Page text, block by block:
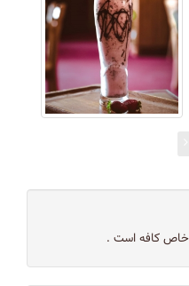
خاص کافه است .